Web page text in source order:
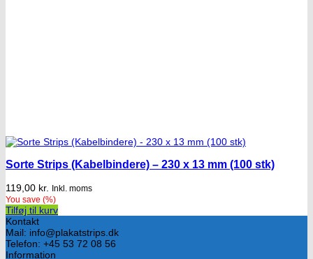
Sorte Strips (Kabelbindere) – 230 x 13 mm (100 stk)
119,00 kr. Inkl. moms
You save (%)
Tilføj til kurv
Kontakt
Mail: info@plakatstrips.dk
Telefon: +45 53 72 08 56
Information